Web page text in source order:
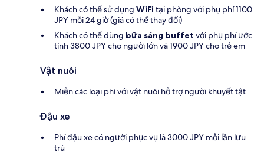
Khách có thể sử dụng WiFi tại phòng với phụ phí 1100
JPY mỗi 24 giờ (giá có thể thay đổi)
Khách có thể dùng bữa sáng buffet với phụ phí ước
tính 3800 JPY cho người lớn và 1900 JPY cho trẻ em
Vật nuôi
Miễn các loại phí với vật nuôi hỗ trợ người khuyết tật
Đậu xe
Phí đậu xe có người phục vụ là 3000 JPY mỗi lần lưu
trú